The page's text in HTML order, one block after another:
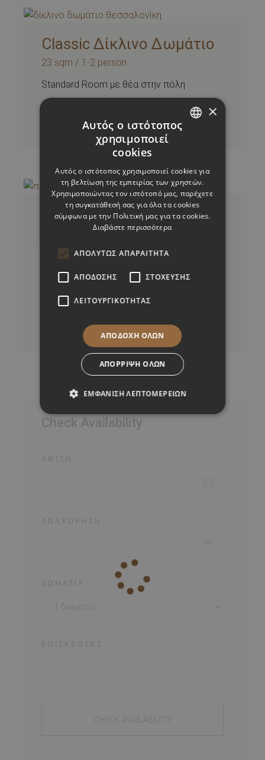
Classic Δίκλινο Δωμάτιο
23 sqm
1-2 person
Standard Room με θέα στην πόλη
ΚΆΝΤΕ ΚΡΆΤΗΣΗ
Προσβάσιμο Δωμάτιο
Classic Double/ Twin
Room
ΚΆΝΤΕ ΚΡΆΤΗΣΗ
Check Availability
ΑΝΑΧΏΡΗΣΗ
ΔΩΜΆΤΙΑ
ΕΠΙΣΚΈΠΤΕΣ
CHECK AVAILABILITY
×
Αυτός ο ιστότοπος
χρησιμοποιεί
cookies
Αυτός ο ιστότοπος χρησιμοποιεί cookies για
τη βελτίωση της εμπειρίας των χρηστών.
Χρησιμοποιώντας τον ιστότοπό μας, παρέχετε
τη συγκατάθεσή σας για όλα τα cookies
σύμφωνα με την Πολιτική μας για τα cookies.
Διαβάστε περισσότερα
ΑΠΟΛΎΤΩΣ ΑΠΑΡΑΊΤΗΤΑ
ΑΠΌΔΟΣΗΣ ΣΤΌΧΕΥΣΗΣ
ΛΕΙΤΟΥΡΓΙΚΌΤΗΤΑΣ
ΑΠΟΔΟΧΉ ΌΛΩΝ
ΑΠΌΡΡΙΨΗ ΌΛΩΝ
ΕΜΦΆΝΙΣΗ ΛΕΠΤΟΜΕΡΕΙΏΝ